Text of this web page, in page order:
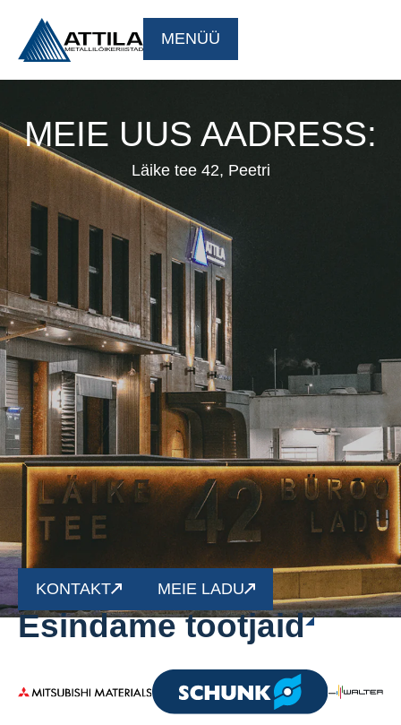
MENÜÜ
MEIE UUS AADRESS:
Läike tee 42, Peetri
Esindame tootjaid
KONTAKT MEIE LADU